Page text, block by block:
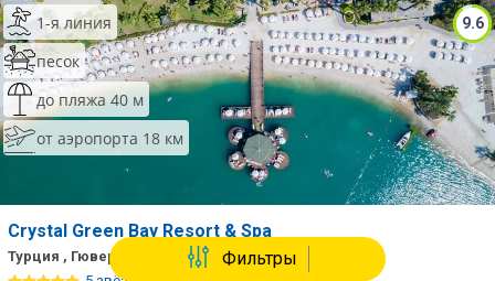
9.6
1-я линия
песок
до пляжа 40 м
от аэропорта 18 км
Crystal Green Bay Resort & Spa
Турция , Гюверджинлик
Фильтры